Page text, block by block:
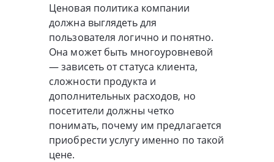
Ценовая политика компании
должна выглядеть для
пользователя логично и понятно.
Она может быть многоуровневой
— зависеть от статуса клиента,
сложности продукта и
дополнительных расходов, но
посетители должны четко
понимать, почему им предлагается
приобрести услугу именно по такой
цене.